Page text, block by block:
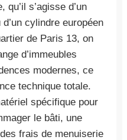
s’agisse d’un
cylindre européen
de Paris 13, on
d’immeubles
modernes, ce
technique totale.
spécifique pour
le bâti, une
frais de menuiserie